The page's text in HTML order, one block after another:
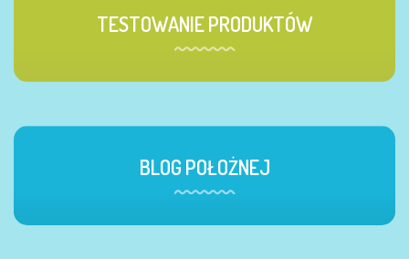
TESTOWANIE PRODUKTÓW
BLOG POŁOŻNEJ